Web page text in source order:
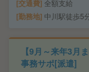
交通費 全額支給
勤務地 中川駅徒歩5
【9月～来年3月
事務サポ[派遣]